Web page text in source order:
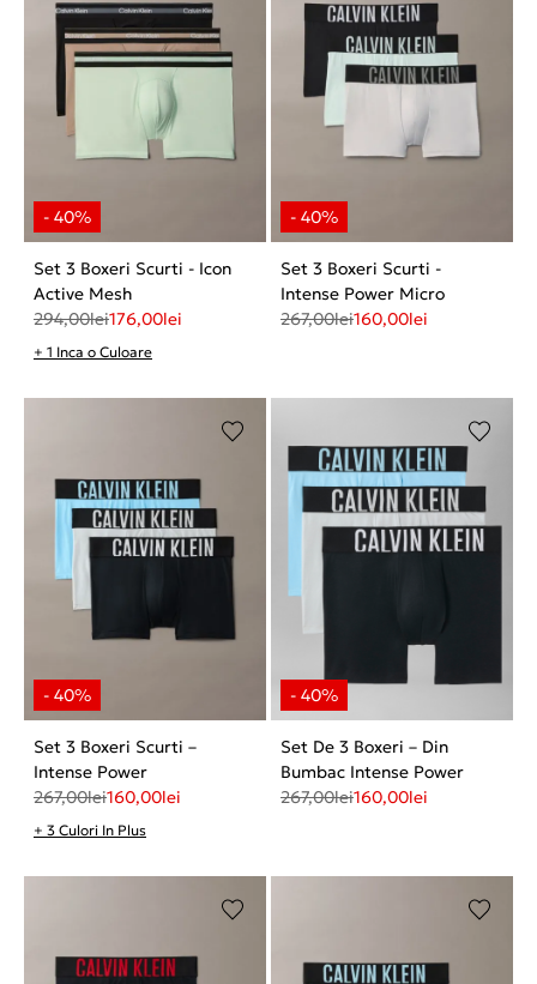
Set 3 Boxeri Scurti - Icon
Active Mesh
294,00lei176,00lei
+ 1 Inca o Culoare
Set 3 Boxeri Scurti -
Intense Power Micro
267,00lei160,00lei
Set 3 Boxeri Scurti –
Intense Power
267,00lei160,00lei
+ 3 Culori In Plus
Set De 3 Boxeri – Din
Bumbac Intense Power
267,00lei160,00lei